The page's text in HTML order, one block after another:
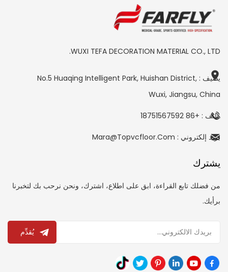
WUXI TEFA DECORATION MATERIAL CO., LTD.
يضيف : No.5 Huaqing Intelligent Park, Huishan District,
Wuxi, Jiangsu, China
هاتف : +86 18751567592
بريد إلكتروني : Mara@topvcfloor.com
يشترك
من فضلك تابع القراءة، ابق على اطلاع، اشترك، ونحن نرحب بك لتخبرنا
برأيك.
يُقدِّم